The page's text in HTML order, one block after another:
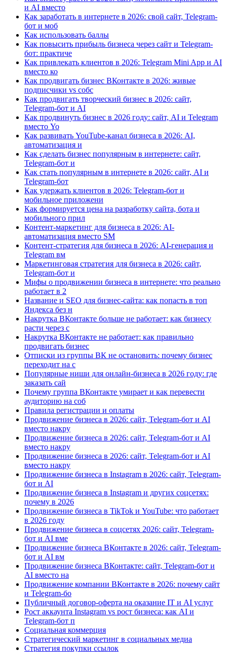
и AI вместо
Как заработать в интернете в 2026: свой сайт, Telegram-
бот и моб
Как использовать баллы
Как повысить прибыль бизнеса через сайт и Telegram-
бот: практиче
Как привлекать клиентов в 2026: Telegram Mini App и AI
вместо ко
Как продвигать бизнес ВКонтакте в 2026: живые
подписчики vs собс
Как продвигать творческий бизнес в 2026: сайт,
Telegram-бот и AI
Как продвинуть бизнес в 2026 году: сайт, AI и Telegram
вместо Yo
Как развивать YouTube-канал бизнеса в 2026: AI,
автоматизация и
Как сделать бизнес популярным в интернете: сайт,
Telegram-бот и
Как стать популярным в интернете в 2026: сайт, AI и
Telegram-бот
Как удержать клиентов в 2026: Telegram-бот и
мобильное приложени
Как формируется цена на разработку сайта, бота и
мобильного прил
Контент-маркетинг для бизнеса в 2026: AI-
автоматизация вместо SM
Контент-стратегия для бизнеса в 2026: AI-генерация и
Telegram вм
Маркетинговая стратегия для бизнеса в 2026: сайт,
Telegram-бот и
Мифы о продвижении бизнеса в интернете: что реально
работает в 2
Название и SEO для бизнес-сайта: как попасть в топ
Яндекса без н
Накрутка ВКонтакте больше не работает: как бизнесу
расти через с
Накрутка ВКонтакте не работает: как правильно
продвигать бизнес
Отписки из группы ВК не остановить: почему бизнес
переходит на с
Популярные ниши для онлайн-бизнеса в 2026 году: где
заказать сай
Почему группа ВКонтакте умирает и как перевести
аудиторию на соб
Правила регистрации и оплаты
Продвижение бизнеса в 2026: сайт, Telegram-бот и AI
вместо накру
Продвижение бизнеса в 2026: сайт, Telegram-бот и AI
вместо накру
Продвижение бизнеса в 2026: сайт, Telegram-бот и AI
вместо накру
Продвижение бизнеса в Instagram в 2026: сайт, Telegram-
бот и AI
Продвижение бизнеса в Instagram и других соцсетях:
почему в 2026
Продвижение бизнеса в TikTok и YouTube: что работает
в 2026 году
Продвижение бизнеса в соцсетях 2026: сайт, Telegram-
бот и AI вме
Продвижение бизнеса ВКонтакте в 2026: сайт, Telegram-
бот и AI вм
Продвижение бизнеса ВКонтакте: сайт, Telegram-бот и
AI вместо на
Продвижение компании ВКонтакте в 2026: почему сайт
и Telegram-бо
Публичный договор-оферта на оказание IT и AI услуг
Рост аккаунта Instagram vs рост бизнеса: как AI и
Telegram-бот п
Социальная коммерция
Стратегический маркетинг в социальных медиа
Стратегия покупки ссылок